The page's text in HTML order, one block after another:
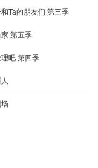
和Ta的朋友们 第三季
第五季
吧 第四季